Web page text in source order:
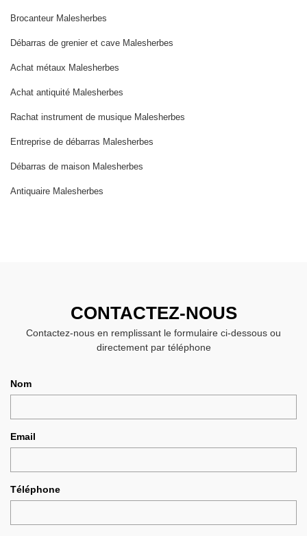
Brocanteur Malesherbes
Débarras de grenier et cave Malesherbes
Achat métaux Malesherbes
Achat antiquité Malesherbes
Rachat instrument de musique Malesherbes
Entreprise de débarras Malesherbes
Débarras de maison Malesherbes
Antiquaire Malesherbes
CONTACTEZ-NOUS
Contactez-nous en remplissant le formulaire ci-dessous ou
directement par téléphone
Nom
Email
Téléphone